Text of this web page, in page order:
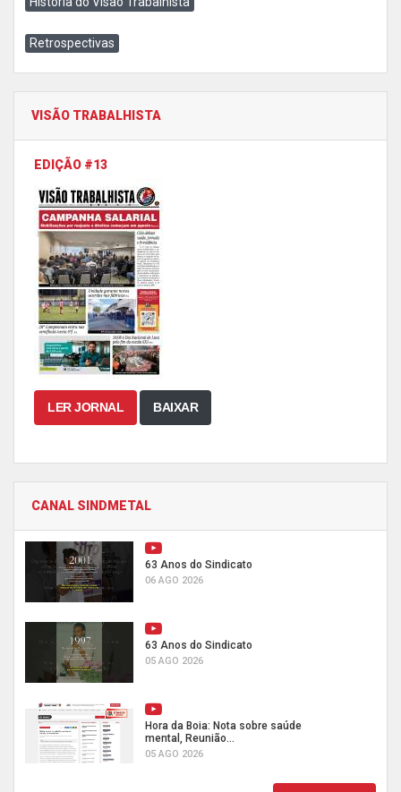
Retrospectivas
VISÃO TRABALHISTA
EDIÇÃO #13
LER JORNAL BAIXAR
CANAL SINDMETAL
63 Anos do Sindicato
06 AGO 2026
63 Anos do Sindicato
05 AGO 2026
Hora da Boia: Nota sobre saúde
mental, Reunião...
05 AGO 2026